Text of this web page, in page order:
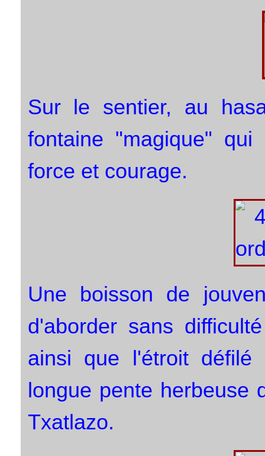
Sur le sentier, au
fontaine "magique"
force et courage.
Une boisson de
d'aborder sans
ainsi que l'étroit
longue pente herbeuse
Txatlazo.